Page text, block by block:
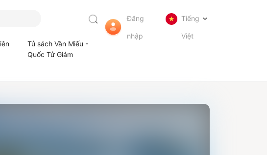
Tủ sách Văn Miếu -
Quốc Tử Giám
Đăng
nhập
Tiếng
Việt